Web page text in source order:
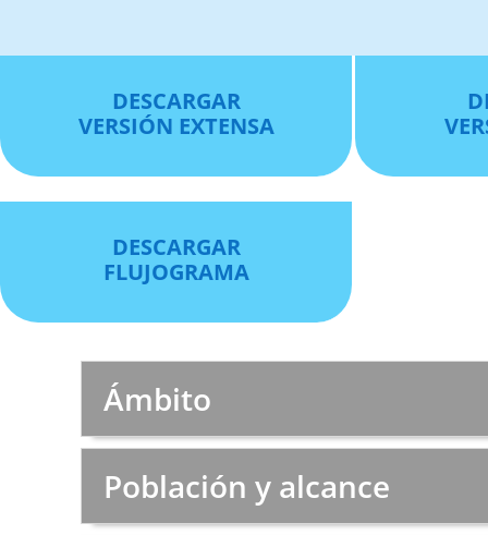
DESCARGAR
VERSIÓN EXTENSA
DESCARGAR
FLUJOGRAMA
Ámbito
Población y alcance